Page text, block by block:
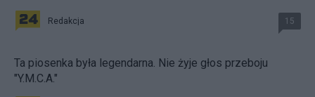
Redakcja 15
Ta piosenka była legendarna. Nie żyje głos przeboju
"Y.M.C.A."